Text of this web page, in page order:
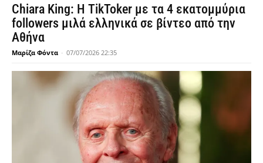
Chiara King: Η TikToker με τα 4 εκατομμύρια
followers μιλά ελληνικά σε βίντεο από την
Αθήνα
Μαρίζα Φόντα - 07/07/2026 22:35